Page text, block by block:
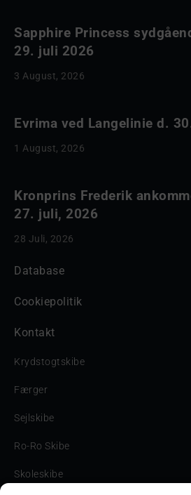
Sapphire Princess
29. juli 2026
3 August, 2026
Evrima ved Langelinie d.
1 August, 2026
Kronprins Frederik
27. juli, 2026
28 Juli, 2026
Database
Cookiepolitik
Kontakt
Krydstogtskibe
Færger
Sejlskibe
Ro-Ro Skibe
Skoleskibe